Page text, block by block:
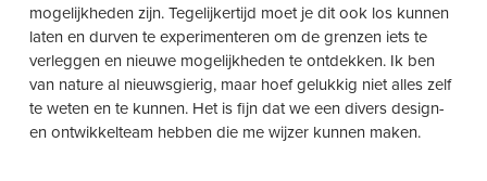
mogelijkheden zijn. Tegelijkertijd moet je dit ook los kunnen
laten en durven te experimenteren om de grenzen iets te
verleggen en nieuwe mogelijkheden te ontdekken. Ik ben
van nature al nieuwsgierig, maar hoef gelukkig niet alles zelf
te weten en te kunnen. Het is fijn dat we een divers design-
en ontwikkelteam hebben die me wijzer kunnen maken.